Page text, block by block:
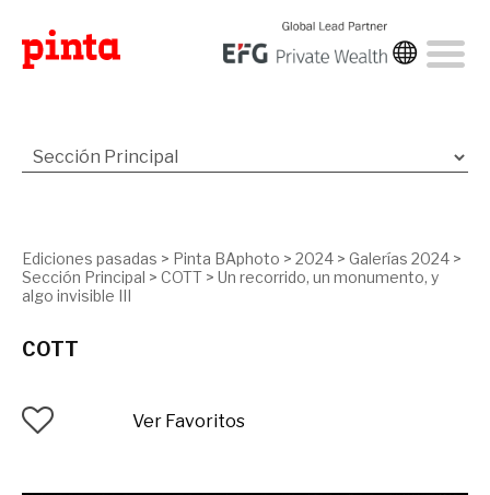
Ediciones pasadas > Pinta BAphoto > 2024 > Galerías 2024 >
Sección Principal > COTT > Un recorrido, un monumento, y
algo invisible III
COTT
Ver Favoritos